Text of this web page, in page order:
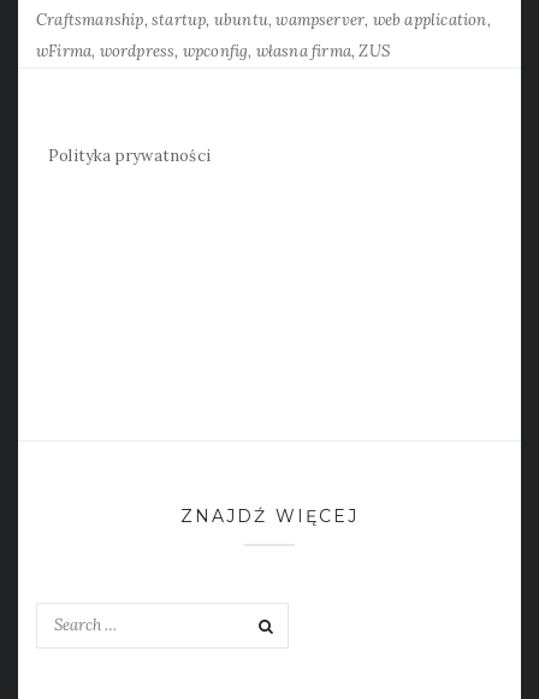
Craftsmanship startup ubuntu wampserver web application
wFirma wordpress wpconfig własna firma ZUS
Polityka prywatności
ZNAJDŹ WIĘCEJ